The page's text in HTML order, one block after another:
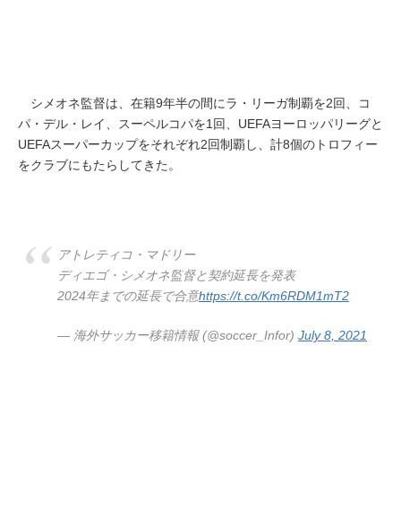
シメオネ監督は、在籍9年半の間にラ・リーガ制覇を2回、コ
パ・デル・レイ、スーペルコパを1回、UEFAヨーロッパリーグと
UEFAスーパーカップをそれぞれ2回制覇し、計8個のトロフィー
をクラブにもたらしてきた。
アトレティコ・マドリー
ディエゴ・シメオネ監督と契約延長を発表
2024年までの延長で合意https://t.co/Km6RDM1mT2
— 海外サッカー移籍情報 (@soccer_Infor) July 8, 2021